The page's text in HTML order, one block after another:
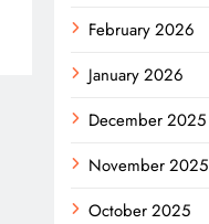
February 2026
January 2026
December 2025
November 2025
October 2025